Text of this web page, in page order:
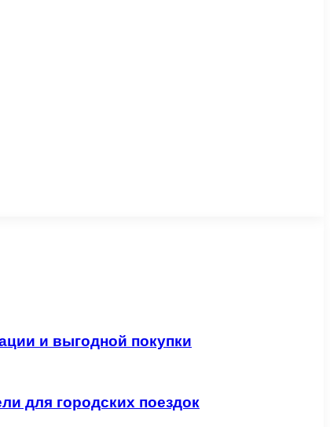
и выгодной покупки
для городских поездок